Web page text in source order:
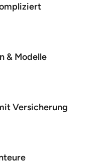
& Modelle
Versicherung